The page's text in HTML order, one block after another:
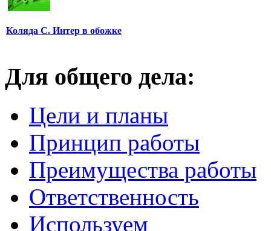
Коляда С. Интер в обожке
Для общего дела:
Цели и планы
Принцип работы
Преимущества работы
Ответственность
Используем